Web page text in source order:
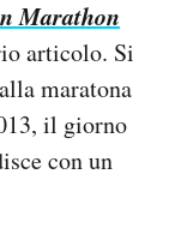
Marathon
articolo. Si
maratona
il giorno
con un